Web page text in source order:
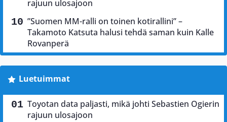
rajuun ulosajoon
”Suomen MM-ralli on toinen kotirallini” –
Takamoto Katsuta halusi tehdä saman kuin Kalle
Rovanperä
Luetuimmat
Toyotan data paljasti, mikä johti Sebastien Ogierin
rajuun ulosajoon